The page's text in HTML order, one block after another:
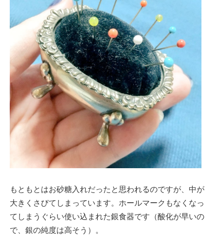
もともとはお砂糖入れだったと思われるのですが、中が
大きくさびてしまっています。ホールマークもなくなっ
てしまうぐらい使い込まれた銀食器です（酸化が早いの
で、銀の純度は高そう）。